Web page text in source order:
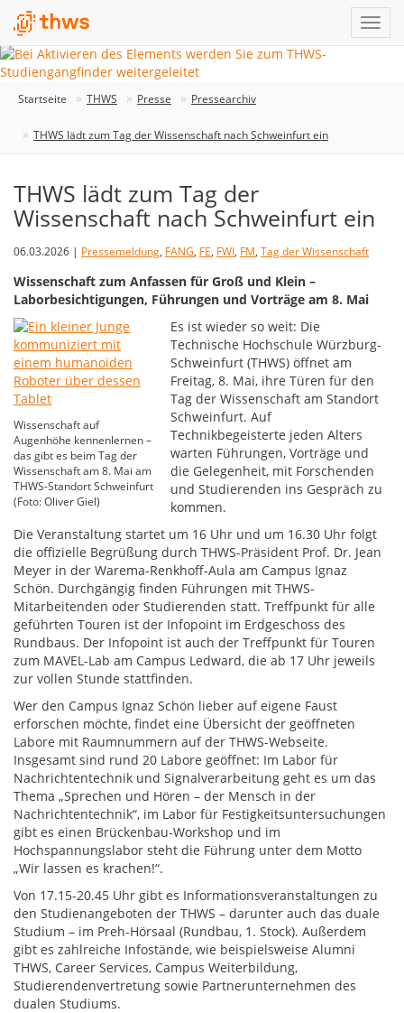
Startseite THWS Presse Pressearchiv
THWS lädt zum Tag der Wissenschaft nach Schweinfurt ein
THWS lädt zum Tag der
Wissenschaft nach Schweinfurt ein
06.03.2026 | Pressemeldung, FANG, FE, FWI, FM, Tag der Wissenschaft
Wissenschaft zum Anfassen für Groß und Klein –
Laborbesichtigungen, Führungen und Vorträge am 8. Mai
Wissenschaft auf
Augenhöhe kennenlernen –
das gibt es beim Tag der
Wissenschaft am 8. Mai am
THWS-Standort Schweinfurt
(Foto: Oliver Giel)
Es ist wieder so weit: Die
Technische Hochschule Würzburg-
Schweinfurt (THWS) öffnet am
Freitag, 8. Mai, ihre Türen für den
Tag der Wissenschaft am Standort
Schweinfurt. Auf
Technikbegeisterte jeden Alters
warten Führungen, Vorträge und
die Gelegenheit, mit Forschenden
und Studierenden ins Gespräch zu
kommen.
Die Veranstaltung startet um 16 Uhr und um 16.30 Uhr folgt
die offizielle Begrüßung durch THWS-Präsident Prof. Dr. Jean
Meyer in der Warema-Renkhoff-Aula am Campus Ignaz
Schön. Durchgängig finden Führungen mit THWS-
Mitarbeitenden oder Studierenden statt. Treffpunkt für alle
geführten Touren ist der Infopoint im Erdgeschoss des
Rundbaus. Der Infopoint ist auch der Treffpunkt für Touren
zum MAVEL-Lab am Campus Ledward, die ab 17 Uhr jeweils
zur vollen Stunde stattfinden.
Wer den Campus Ignaz Schön lieber auf eigene Faust
erforschen möchte, findet eine Übersicht der geöffneten
Labore mit Raumnummern auf der THWS-Webseite.
Insgesamt sind rund 20 Labore geöffnet: Im Labor für
Nachrichtentechnik und Signalverarbeitung geht es um das
Thema „Sprechen und Hören – der Mensch in der
Nachrichtentechnik“, im Labor für Festigkeitsuntersuchungen
gibt es einen Brückenbau-Workshop und im
Hochspannungslabor steht die Führung unter dem Motto
„Wir lassen es krachen!“.
Von 17.15-20.45 Uhr gibt es Informationsveranstaltungen zu
den Studienangeboten der THWS – darunter auch das duale
Studium – im Preh-Hörsaal (Rundbau, 1. Stock). Außerdem
gibt es zahlreiche Infostände, wie beispielsweise Alumni
THWS, Career Services, Campus Weiterbildung,
Studierendenvertretung sowie Partnerunternehmen des
dualen Studiums.